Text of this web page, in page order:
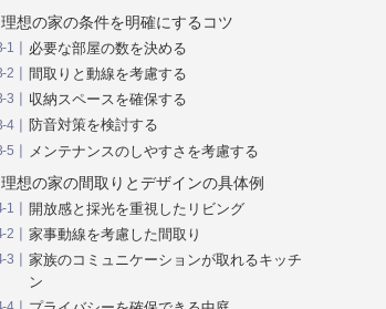
理想の家の条件を明確にするコツ
必要な部屋の数を決める
間取りと動線を考慮する
収納スペースを確保する
防音対策を検討する
メンテナンスのしやすさを考慮する
理想の家の間取りとデザインの具体例
開放感と採光を重視したリビング
家事動線を考慮した間取り
家族のコミュニケーションが取れるキッチ
ン